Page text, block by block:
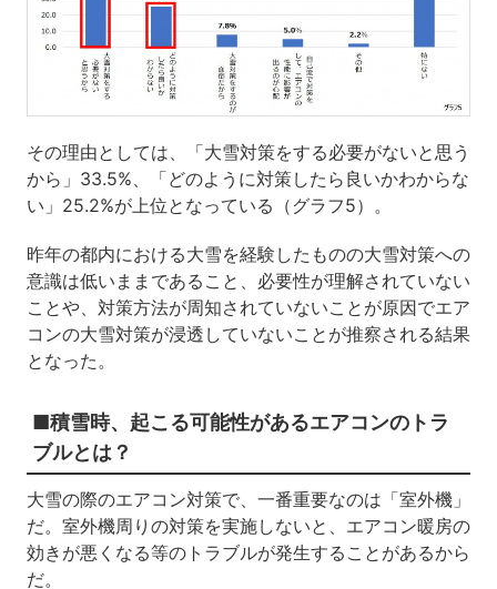
その理由としては、「大雪対策をする必要がないと思う
から」33.5%、「どのように対策したら良いかわからな
い」25.2%が上位となっている（グラフ5）。
昨年の都内における大雪を経験したものの大雪対策への
意識は低いままであること、必要性が理解されていない
ことや、対策方法が周知されていないことが原因でエア
コンの大雪対策が浸透していないことが推察される結果
となった。
■積雪時、起こる可能性があるエアコンのトラ
ブルとは？
大雪の際のエアコン対策で、一番重要なのは「室外機」
だ。室外機周りの対策を実施しないと、エアコン暖房の
効きが悪くなる等のトラブルが発生することがあるから
だ。